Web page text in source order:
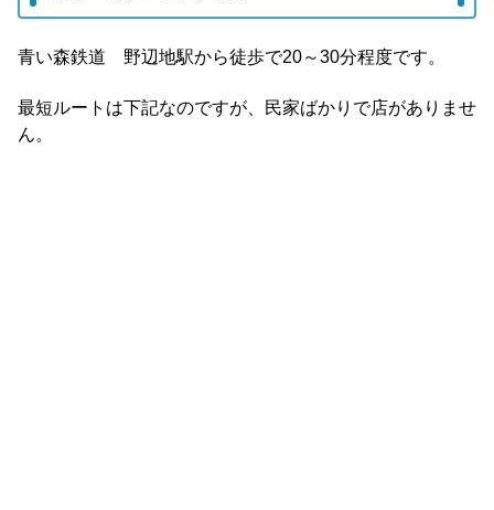
青い森鉄道 野辺地駅から徒歩で20～30分程度です。
最短ルートは下記なのですが、民家ばかりで店がありませ
ん。